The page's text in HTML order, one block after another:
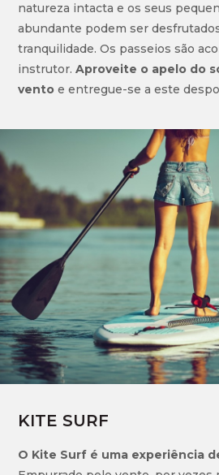
natureza intacta e os seus
abundante podem ser
tranquilidade. Os passeios são
instrutor.Aproveite o apelo do
vento e entregue-se a este
KITE SURF
O Kite Surf é uma experiência